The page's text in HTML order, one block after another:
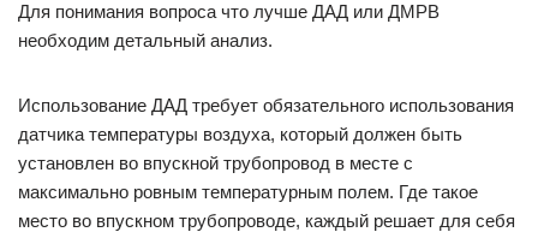
Для понимания вопроса что лучше ДАД или ДМРВ
необходим детальный анализ.
Использование ДАД требует обязательного использования
датчика температуры воздуха, который должен быть
установлен во впускной трубопровод в месте с
максимально ровным температурным полем. Где такое
место во впускном трубопроводе, каждый решает для себя